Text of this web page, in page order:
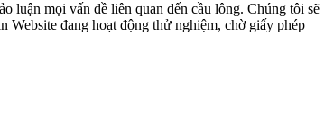
luận mọi vấn đề liên quan đến cầu lông. Chúng tôi sẽ
đang hoạt động thử nghiệm, chờ giấy phép